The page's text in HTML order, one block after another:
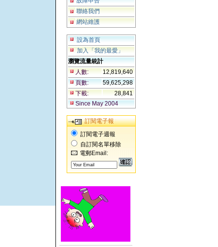
聯絡我們
網站維護
設為首頁
加入「我的最愛」
瀏覽流量統計
人數:
12,819,640
頁數:
59,625,298
下載:
28,841
Since May 2004
訂閱電子報
訂閱電子週報
自訂閱名單移除
電郵Email: